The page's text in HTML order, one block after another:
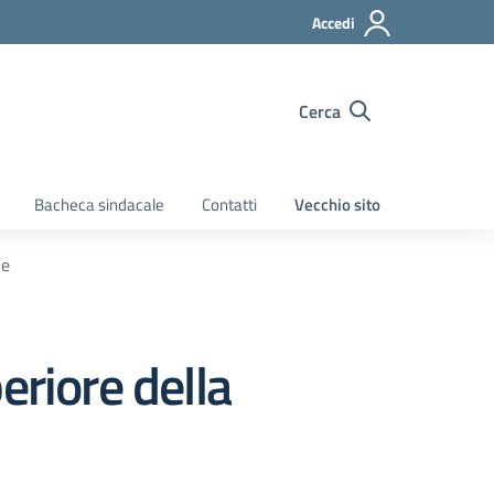
Accedi
Cerca
Bacheca sindacale Contatti Vecchio sito
della